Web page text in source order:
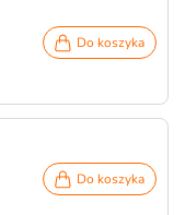
Do koszyka
Do koszyka